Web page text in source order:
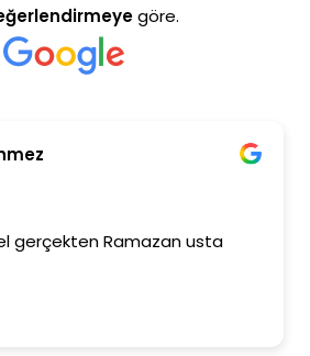
göre.
gerçekten Ramazan usta